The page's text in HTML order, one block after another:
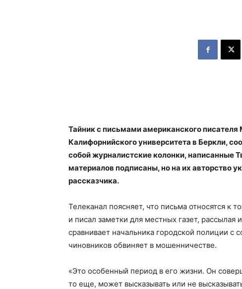
Тайник с письмами американского
Калифорнийского университета в Беркли,
собой журналистские колонки, написанные
материалов подписаны, но на их авторство
рассказчика.
Телеканал поясняет, что письма относятся к
и писал заметки для местных газет,
сравнивает начальника городской полиции с
чиновников обвиняет в мошенничестве.
«Это особенный период в его жизни. Он
то еще, может высказывать или не